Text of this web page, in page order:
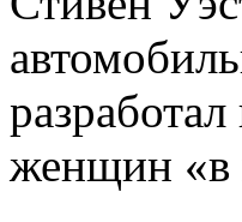
женщин «в